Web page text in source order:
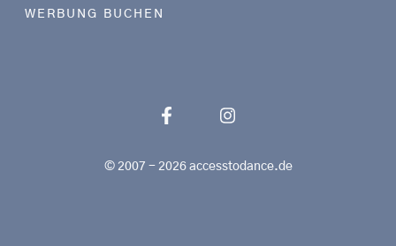
WERBUNG BUCHEN
© 2007 - 2026 accesstodance.de